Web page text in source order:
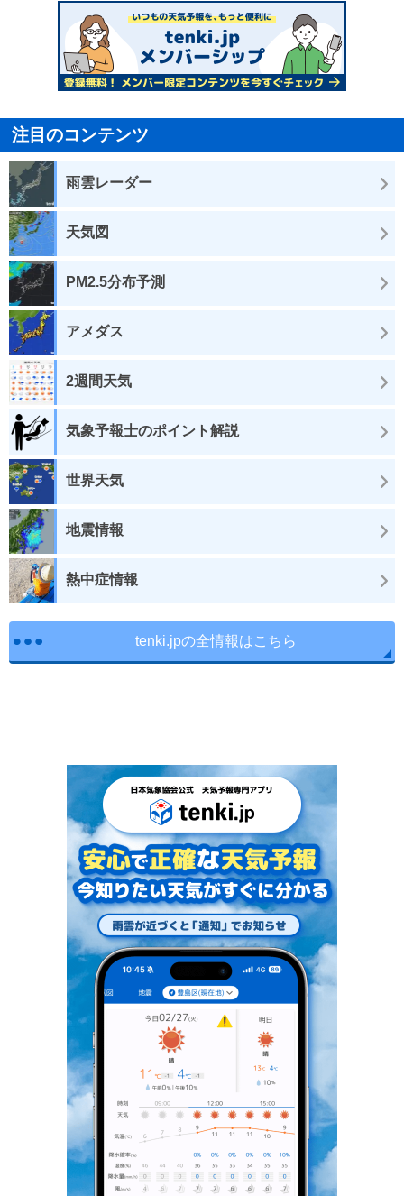
注目のコンテンツ
雨雲レーダー
天気図
PM2.5分布予測
アメダス
2週間天気
気象予報士のポイント解説
世界天気
地震情報
熱中症情報
tenki.jpの全情報はこちら